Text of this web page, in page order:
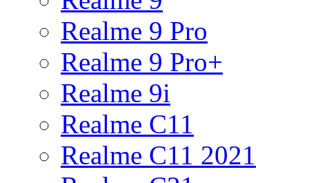
Realme 9 Pro
Realme 9 Pro+
Realme 9i
Realme C11
Realme C11 2021